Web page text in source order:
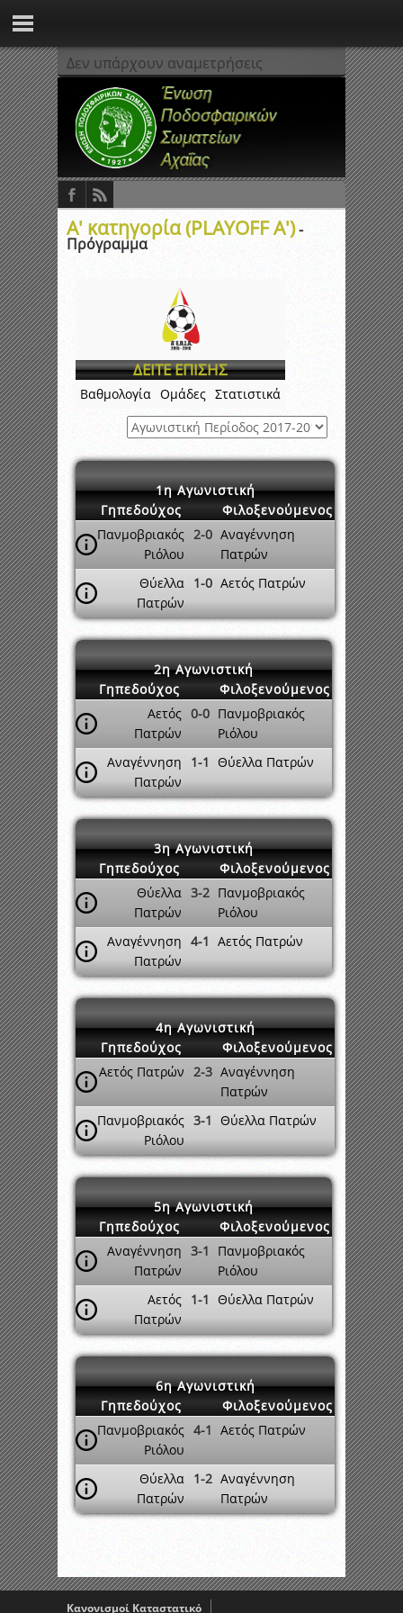
Δεν υπάρχουν αναμετρήσεις
Α' κατηγορία (PLAYOFF A')-
Πρόγραμμα
ΔΕΙΤΕ ΕΠΙΣΗΣ
Βαθμολογία Ομάδες Στατιστικά
1η Αγωνιστική
Γηπεδούχος
Φιλοξενούμενος
Πανμοβριακός
Ριόλου
2-0 Αναγέννηση
Πατρών
Θύελλα
Πατρών
1-0 Αετός Πατρών
2η Αγωνιστική
Γηπεδούχος
Φιλοξενούμενος
Αετός
Πατρών
0-0 Πανμοβριακός
Ριόλου
Αναγέννηση
Πατρών
1-1 Θύελλα Πατρών
3η Αγωνιστική
Γηπεδούχος
Φιλοξενούμενος
Θύελλα
Πατρών
3-2 Πανμοβριακός
Ριόλου
Αναγέννηση
Πατρών
4-1 Αετός Πατρών
4η Αγωνιστική
Γηπεδούχος
Φιλοξενούμενος
Αετός Πατρών 2-3 Αναγέννηση
Πατρών
Πανμοβριακός
Ριόλου
3-1 Θύελλα Πατρών
5η Αγωνιστική
Γηπεδούχος
Φιλοξενούμενος
Αναγέννηση
Πατρών
3-1
Πανμοβριακός
Ριόλου
Αετός
Πατρών
1-1 Θύελλα Πατρών
6η Αγωνιστική
Γηπεδούχος
Φιλοξενούμενος
Πανμοβριακός
Ριόλου
4-1 Αετός Πατρών
Θύελλα
Πατρών
1-2 Αναγέννηση
Πατρών
Κανονισμοί Καταστατικό